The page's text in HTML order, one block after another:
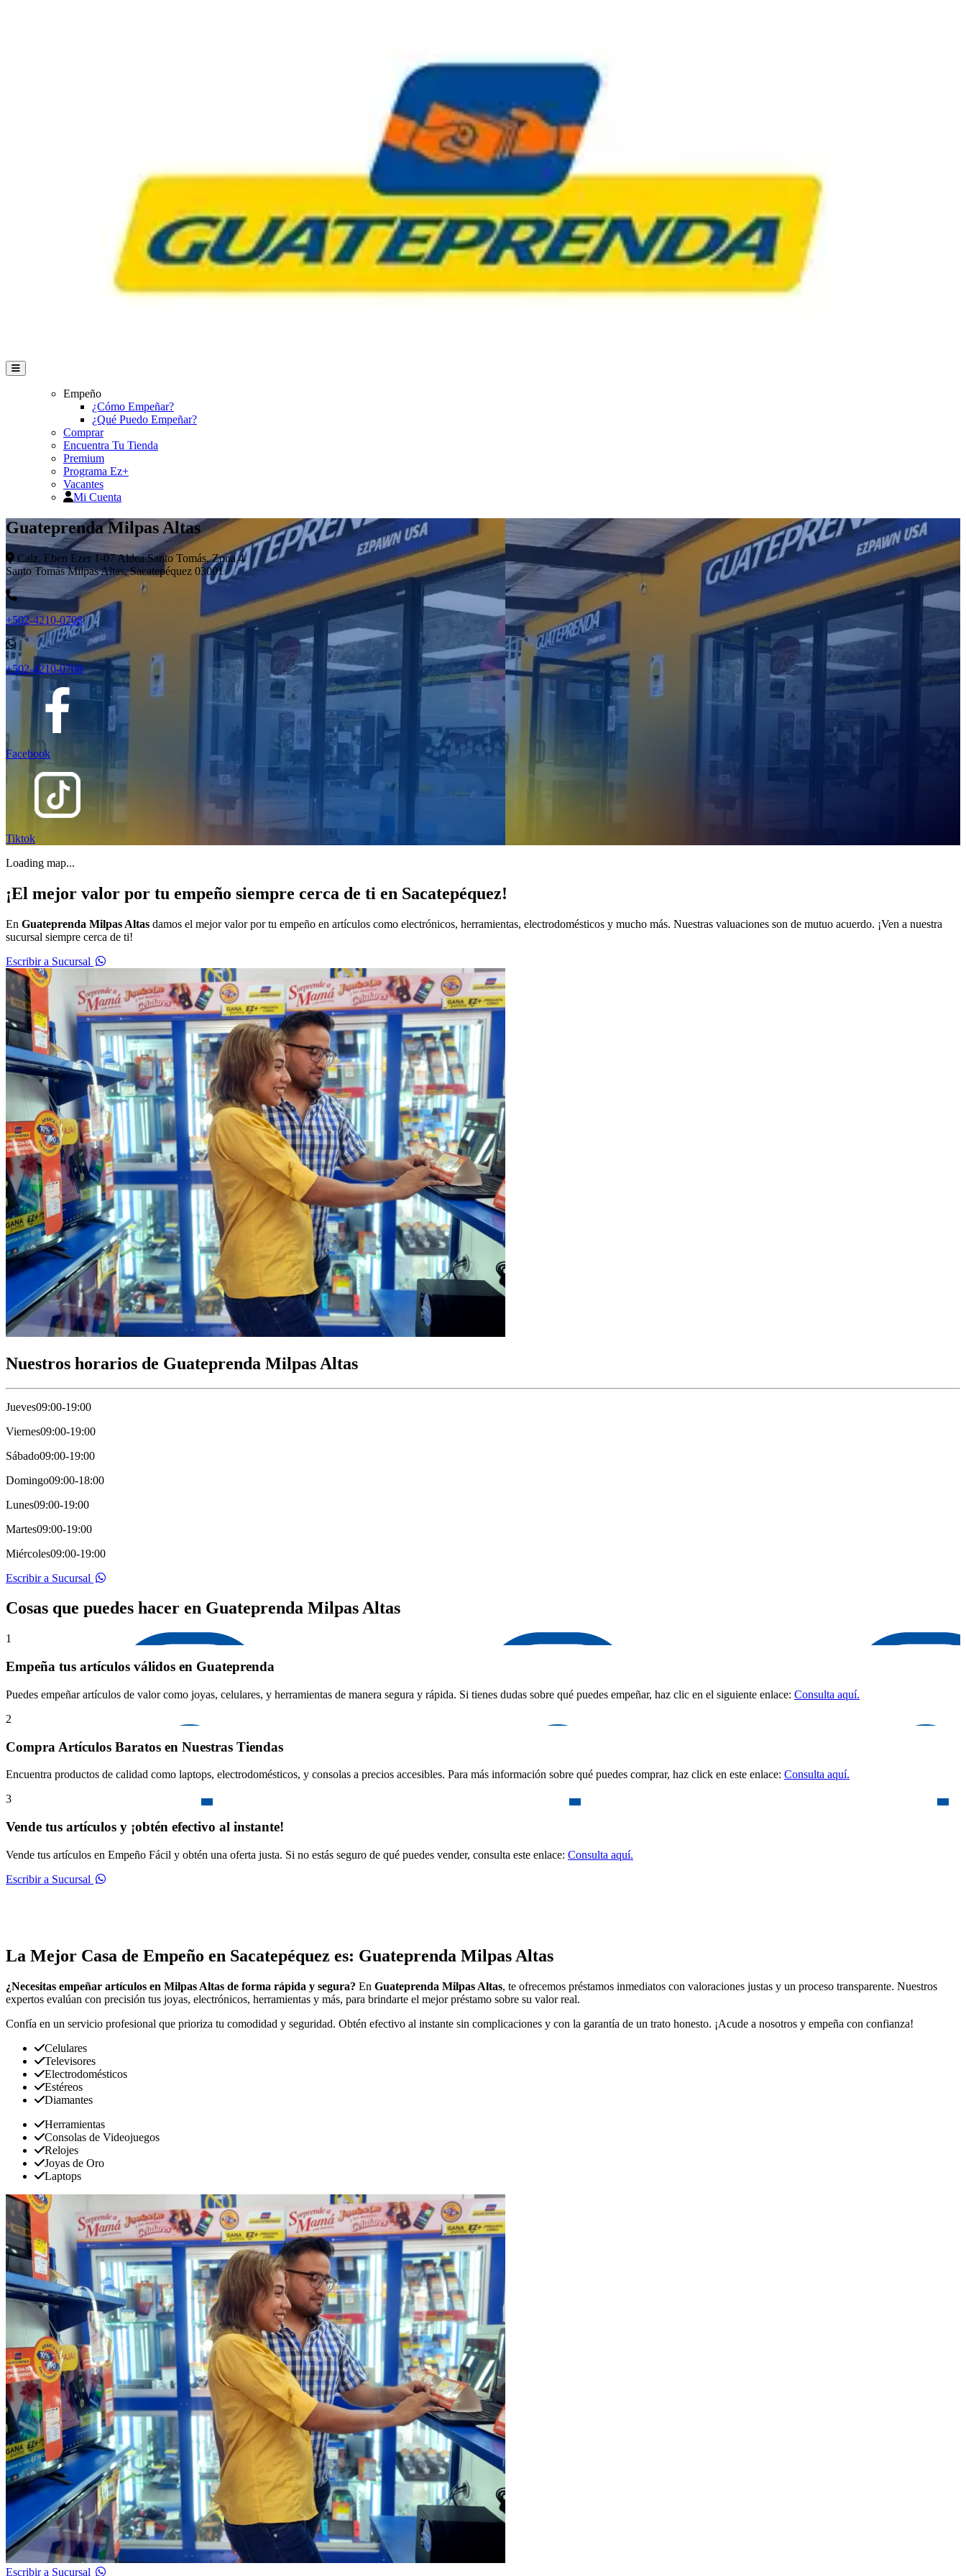
Empeño
¿Cómo Empeñar?
¿Qué Puedo Empeñar?
Comprar
Encuentra Tu Tienda
Premium
Programa Ez+
Vacantes
Mi Cuenta
Guateprenda Milpas Altas
Calz. Eben Ezer 1-07 Aldea Santo Tomás, Zona 4
Santo Tomás Milpas Altas, Sacatepéquez 03001
+502-4210-0708
+502-4210-0708
Facebook
Tiktok
Loading map...
¡El mejor valor por tu empeño siempre cerca de ti en Sacatepéquez!
En Guateprenda Milpas Altas damos el mejor valor por tu empeño en artículos como electrónicos, herramientas, electrodomésticos y mucho más. Nuestras valuaciones son de mutuo acuerdo. ¡Ven a nuestra
sucursal siempre cerca de ti!
Escribir a Sucursal
Nuestros horarios de Guateprenda Milpas Altas
Jueves09:00-19:00
Viernes09:00-19:00
Sábado09:00-19:00
Domingo09:00-18:00
Lunes09:00-19:00
Martes09:00-19:00
Miércoles09:00-19:00
Escribir a Sucursal
Cosas que puedes hacer en Guateprenda Milpas Altas
1
Empeña tus artículos válidos en Guateprenda
Puedes empeñar artículos de valor como joyas, celulares, y herramientas de manera segura y rápida. Si tienes dudas sobre qué puedes empeñar, haz clic en el siguiente enlace: Consulta aquí.
2
Compra Artículos Baratos en Nuestras Tiendas
Encuentra productos de calidad como laptops, electrodomésticos, y consolas a precios accesibles. Para más información sobre qué puedes comprar, haz click en este enlace: Consulta aquí.
3
Vende tus artículos y ¡obtén efectivo al instante!
Vende tus artículos en Empeño Fácil y obtén una oferta justa. Si no estás seguro de qué puedes vender, consulta este enlace: Consulta aquí.
Escribir a Sucursal
La Mejor Casa de Empeño en Sacatepéquez es: Guateprenda Milpas Altas
¿Necesitas empeñar artículos en Milpas Altas de forma rápida y segura? En Guateprenda Milpas Altas, te ofrecemos préstamos inmediatos con valoraciones justas y un proceso transparente. Nuestros
expertos evalúan con precisión tus joyas, electrónicos, herramientas y más, para brindarte el mejor préstamo sobre su valor real.
Confía en un servicio profesional que prioriza tu comodidad y seguridad. Obtén efectivo al instante sin complicaciones y con la garantía de un trato honesto. ¡Acude a nosotros y empeña con confianza!
Celulares
Televisores
Electrodomésticos
Estéreos
Diamantes
Herramientas
Consolas de Videojuegos
Relojes
Joyas de Oro
Laptops
Escribir a Sucursal